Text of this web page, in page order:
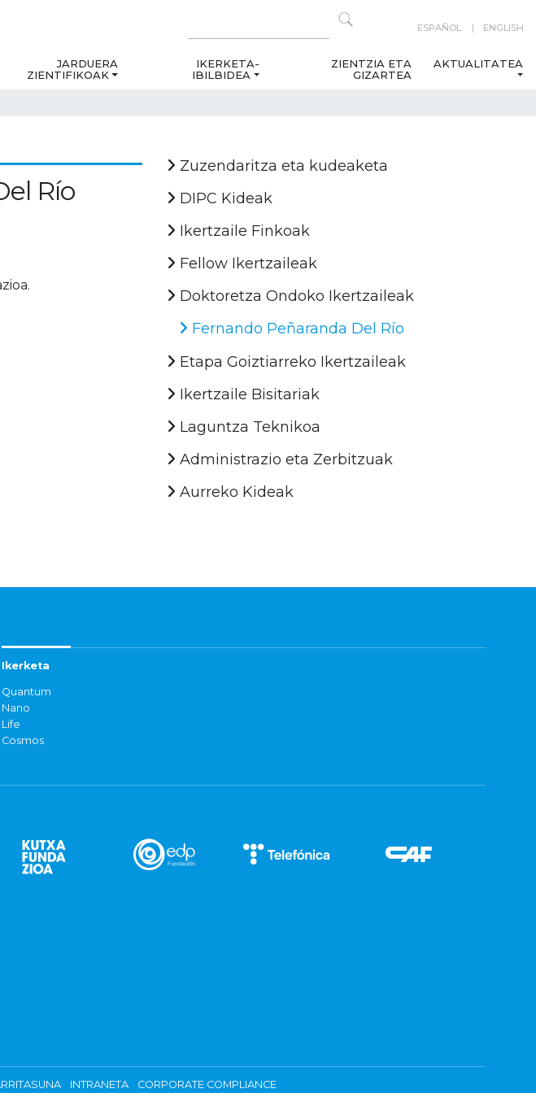
ESPAÑOL ENGLISH
JARDUERA
ZIENTIFIKOAK
IKERKETA-
IBILBIDEA
ZIENTZIA ETA
GIZARTEA
AKTUALITATEA
Río
Zuzendaritza eta kudeaketa
DIPC Kideak
Ikertzaile Finkoak
Fellow Ikertzaileak
Doktoretza Ondoko Ikertzaileak
Fernando Peñaranda Del Río
Etapa Goiztiarreko Ikertzaileak
Ikertzaile Bisitariak
Laguntza Teknikoa
Administrazio eta Zerbitzuak
Aurreko Kideak
Ikerketa
Quantum
Nano
Life
Cosmos
INTRANETA CORPORATE COMPLIANCE